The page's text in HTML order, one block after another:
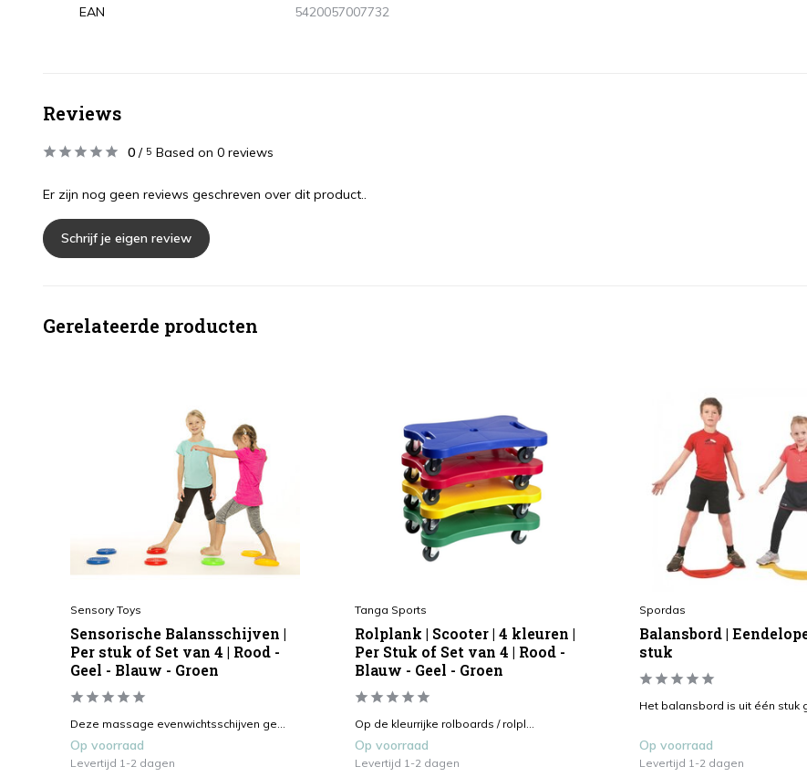
EAN 5420057007732
Reviews
0 / 5 Based on 0 reviews
Er zijn nog geen reviews geschreven over dit product..
Schrijf je eigen review
Gerelateerde producten
Sensory Toys
Sensorische Balansschijven |
Per stuk of Set van 4 | Rood -
Geel - Blauw - Groen
Deze massage evenwichtsschijven ge...
Op voorraad
Levertijd 1-2 dagen
Tanga Sports
Rolplank | Scooter | 4 kleuren |
Per Stuk of Set van 4 | Rood -
Blauw - Geel - Groen
Op de kleurrijke rolboards / rolpl...
Op voorraad
Levertijd 1-2 dagen
Spordas
Balansbord |
stuk
Het balansbord is uit één stuk
Op voorraad
Levertijd 1-2 dagen